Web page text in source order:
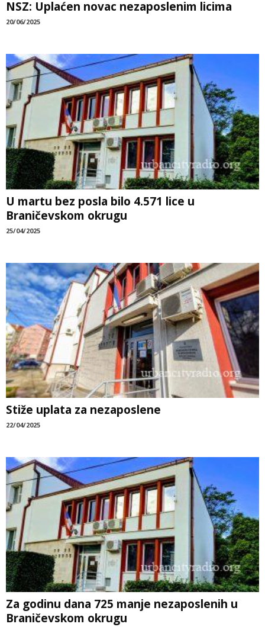
NSZ: Uplaćen novac nezaposlenim licima
20/06/2025
U martu bez posla bilo 4.571 lice u
Braničevskom okrugu
25/04/2025
Stiže uplata za nezaposlene
22/04/2025
Za godinu dana 725 manje nezaposlenih u
Braničevskom okrugu